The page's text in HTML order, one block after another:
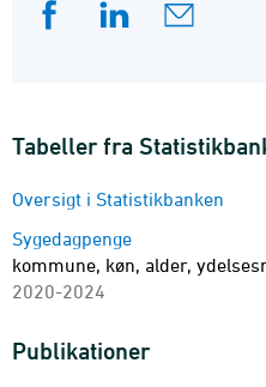
Tabeller fra
Oversigt i Statistikbanken
Sygedagpenge
kommune, køn, alder,
2020-2024
Publikationer